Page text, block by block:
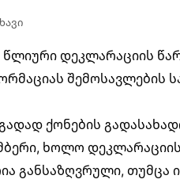
წლიური დეკლარაციის
შემოსავლების
ქონების
ხოლო დეკლარაციის
განსაზღვრული, თუმცა